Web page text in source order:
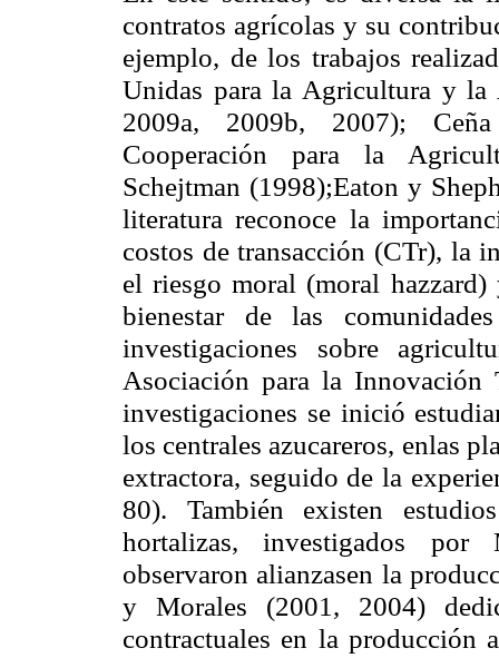
contratos agrícolas y su
ejemplo, de los trabajos
Unidas para la Agricultura y la
2009a, 2009b, 2007);
Cooperación para la
Schejtman (1998);Eaton y
literatura reconoce la
costos de transacción (CTr), la
el riesgo moral (moral
bienestar de las
investigaciones sobre
Asociación para la
investigaciones se inició
los centrales azucareros, enlas
extractora, seguido de la
80). También existen
hortalizas, investigados
observaron alianzasen la
y Morales (2001, 2004)
contractuales en la producción